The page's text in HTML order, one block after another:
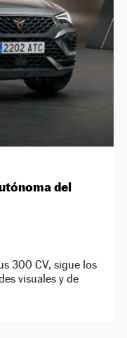
del
300 CV, sigue los
visuales y de